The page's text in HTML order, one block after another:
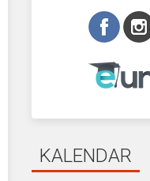
KALENDAR